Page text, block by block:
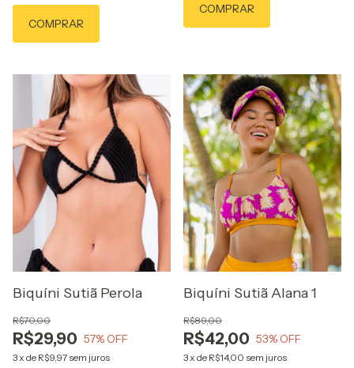
COMPRAR
COMPRAR
Biquíni Sutiã Perola
R$29,90
R$70,00
57% OFF
3 x de R$9,97 sem juros
Biquíni Sutiã Alana 1
R$42,00
R$89,00
53% OFF
3 x de R$14,00 sem juros